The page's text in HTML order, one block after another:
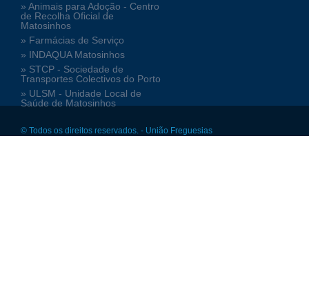
» Animais para Adoção - Centro
de Recolha Oficial de
Matosinhos
» Farmácias de Serviço
» INDAQUA Matosinhos
» STCP - Sociedade de
Transportes Colectivos do Porto
» ULSM - Unidade Local de
Saúde de Matosinhos
© Todos os direitos reservados. - União Freguesias